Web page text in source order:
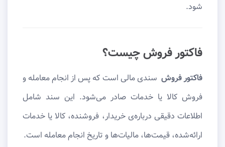
شود.
فاکتور فروش چیست؟
فاکتور فروش سندی مالی است که پس از انجام معامله و
فروش کالا یا خدمات صادر می‌شود. این سند شامل
اطلاعات دقیقی درباره‌ی خریدار، فروشنده، کالا یا خدمات
ارائه‌شده، قیمت‌ها، مالیات‌ها و تاریخ انجام معامله است.